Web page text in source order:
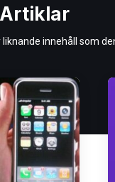
innehåll som